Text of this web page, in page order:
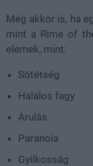
Még akkor is, ha
mint a Rime of
elemek, mint:
Sötétség
Halálos fagy
Árulás
Paranoia
Gyilkosság